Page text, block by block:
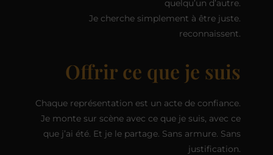
quelqu’un d’autre.
Je cherche simplement à être juste.
reconnaissent.
Offrir ce que je suis
Chaque représentation est un acte de confiance.
Je monte sur scène avec ce que je suis, avec ce
que j’ai été. Et je le partage. Sans armure. Sans
justification.